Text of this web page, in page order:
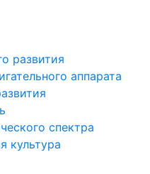
развития
аппарата
спектра
культура